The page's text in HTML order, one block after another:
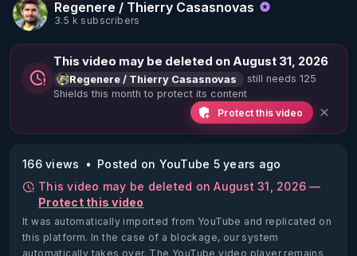
Regenere / Thierry Casasnovas
3.5 k subscribers
This video may be deleted on August 31, 2026
Regenere / Thierry Casasnovas
still needs 125
Shields this month to protect its content
Protect this video
166 views
Posted on YouTube 5 years ago
This video may be deleted on August 31, 2026 —
Protect this video
It was automatically imported from YouTube and replicated on
this platform. In the case of a blockage, our system
automatically takes over. The YouTube video player remains